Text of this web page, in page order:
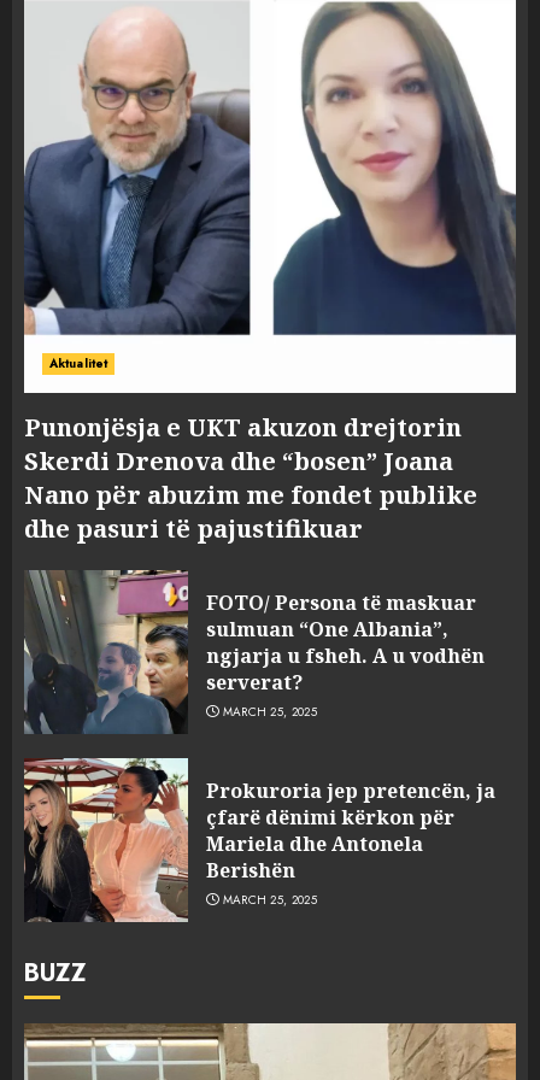
Aktualitet
Punonjësja e UKT akuzon drejtorin
Skerdi Drenova dhe “bosen” Joana
Nano për abuzim me fondet publike
dhe pasuri të pajustifikuar
FOTO/ Persona të maskuar
sulmuan “One Albania”,
ngjarja u fsheh. A u vodhën
serverat?
MARCH 25, 2025
Prokuroria jep pretencën, ja
çfarë dënimi kërkon për
Mariela dhe Antonela
Berishën
MARCH 25, 2025
BUZZ